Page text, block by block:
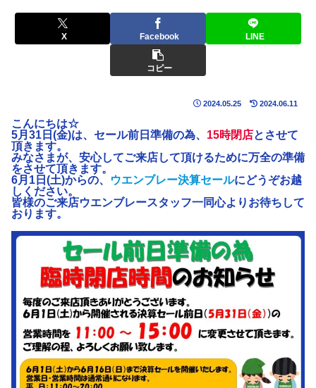
X Facebook LINE
コピー
2024.05.25 2024.06.11
こんにちは☆
5月31日(金)は、セール前日準備の為、 15時閉店とさせて
頂きます。
みなさまが、安心してご来店して頂けるために万全の準備
をさせて頂きます。
6月1日(土)からの、
ウエンブレー決算セールにどうぞお越
しください。
皆様のご来店ウエンブレースタッフ一同心よりお待ちして
おります。